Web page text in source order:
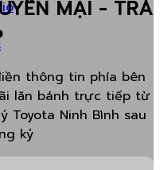
MẠI - TRẢ
thông tin phía bên
lăn bánh trực tiếp từ
Toyota Ninh Bình sau
ký